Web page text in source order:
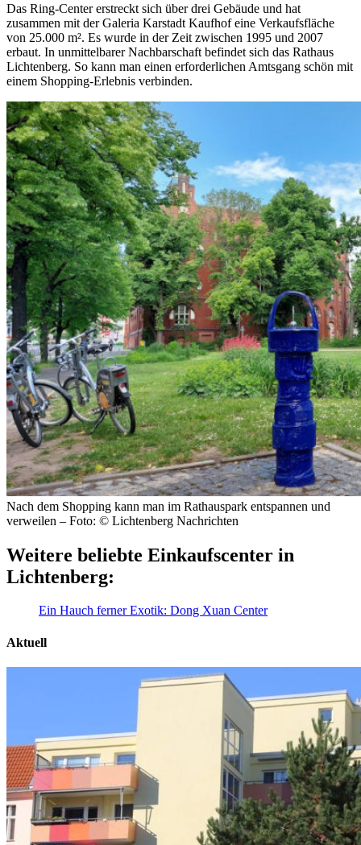
Das Ring-Center erstreckt sich über drei Gebäude und hat
zusammen mit der Galeria Karstadt Kaufhof eine Verkaufsfläche
von 25.000 m². Es wurde in der Zeit zwischen 1995 und 2007
erbaut. In unmittelbarer Nachbarschaft befindet sich das Rathaus
Lichtenberg. So kann man einen erforderlichen Amtsgang schön mit
einem Shopping-Erlebnis verbinden.
Nach dem Shopping kann man im Rathauspark entspannen und
verweilen – Foto: © Lichtenberg Nachrichten
Weitere beliebte Einkaufscenter in
Lichtenberg:
Ein Hauch ferner Exotik: Dong Xuan Center
Aktuell